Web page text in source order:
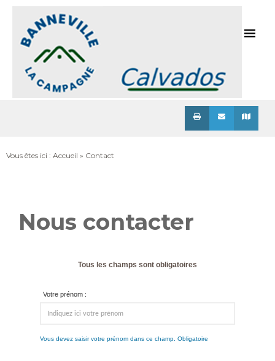
Vous êtes ici : Accueil » Contact
Nous contacter
Tous les champs sont obligatoires
Votre prénom :
Vous devez saisir votre prénom dans ce champ. Obligatoire